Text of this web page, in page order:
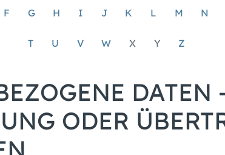
F G H I J K L M N
T U V W X Y Z
DATEN
ODER